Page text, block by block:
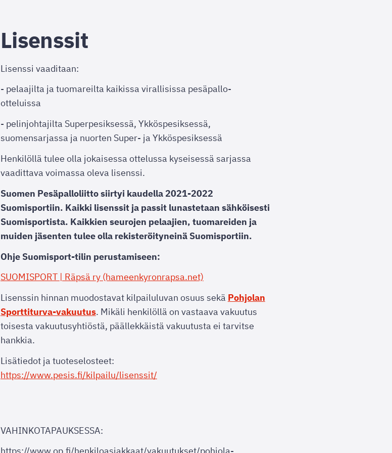
Lisenssit
Lisenssi vaaditaan:
- pelaajilta ja tuomareilta kaikissa virallisissa pesäpallo-
otteluissa
- pelinjohtajilta Superpesiksessä, Ykköspesiksessä,
suomensarjassa ja nuorten Super- ja Ykköspesiksessä
Henkilöllä tulee olla jokaisessa ottelussa kyseisessä sarjassa
vaadittava voimassa oleva lisenssi.
Suomen Pesäpalloliitto siirtyi kaudella 2021-2022
Suomisportiin. Kaikki lisenssit ja passit lunastetaan sähköisesti
Suomisportista. Kaikkien seurojen pelaajien, tuomareiden ja
muiden jäsenten tulee olla rekisteröityneinä Suomisportiin.
Ohje Suomisport-tilin perustamiseen:
SUOMISPORT | Räpsä ry (hameenkyronrapsa.net)
Lisenssin hinnan muodostavat kilpailuluvan osuus sekä Pohjolan
Sporttiturva-vakuutus. Mikäli henkilöllä on vastaava vakuutus
toisesta vakuutusyhtiöstä, päällekkäistä vakuutusta ei tarvitse
hankkia.
Lisätiedot ja tuoteselosteet:
https://www.pesis.fi/kilpailu/lisenssit/
VAHINKOTAPAUKSESSA: